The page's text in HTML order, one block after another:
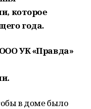
которое
года.
ООО УК «Правда»
в доме было